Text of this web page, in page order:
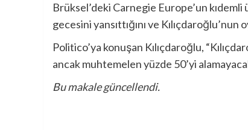
Brüksel’deki Carnegie Europe’un
gecesini yansıttığını ve
Politico’ya konuşan Kılıçdaroğlu,
ancak muhtemelen yüzde 50’yi
Bu makale güncellendi.